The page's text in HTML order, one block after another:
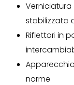
stabilizzata
Riflettori in
norme